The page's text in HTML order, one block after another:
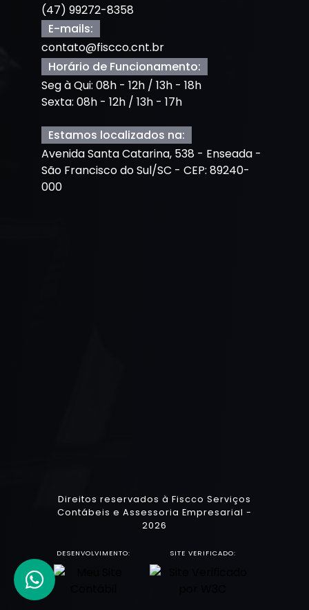
(47) 99272-8358
E-mails:
contato@fiscco.cnt.br
Horário de Funcionamento:
Seg à Qui: 08h - 12h / 13h - 18h
Sexta: 08h - 12h / 13h - 17h
Estamos localizados na:
Avenida Santa Catarina, 538 - Enseada -
São Francisco do Sul/SC - CEP: 89240-
000
Direitos reservados à Fiscco Serviços
Contábeis e Assessoria Empresarial -
2026
DESENVOLVIMENTO: SITE VERIFICADO: